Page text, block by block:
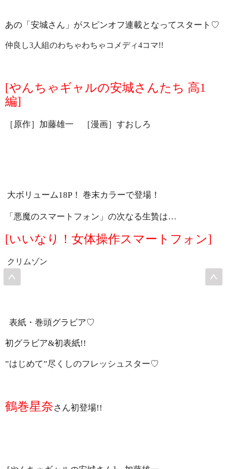
あの「安城さん」がスピンオフ連載となってスタート♡
仲良し3人組のわちゃわちゃコメディ4コマ!!
[やんちゃギャルの安城さんたち 高1
編]
［原作］加藤雄一 ［漫画］すおしろ
大ボリューム18P ！ 巻末カラーで登場！
「悪魔のスマートフォン」の次なる生贄は…
[いいなり！女体操作スマートフォン]
クリムゾン
表紙・巻頭グラビア♡
初グラビア&初表紙!!
”はじめて”尽くしのフレッシュスター♡
鶴巻星奈さん初登場!!